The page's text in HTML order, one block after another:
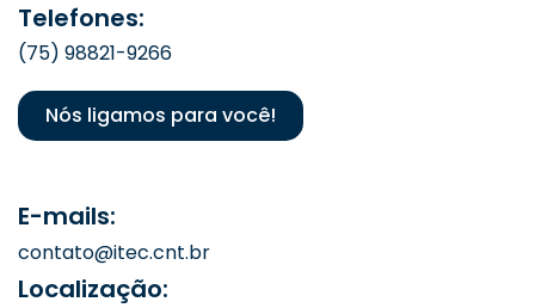
Telefones:
(75) 98821-9266
Nós ligamos para você!
E-mails:
contato@itec.cnt.br
Localização: